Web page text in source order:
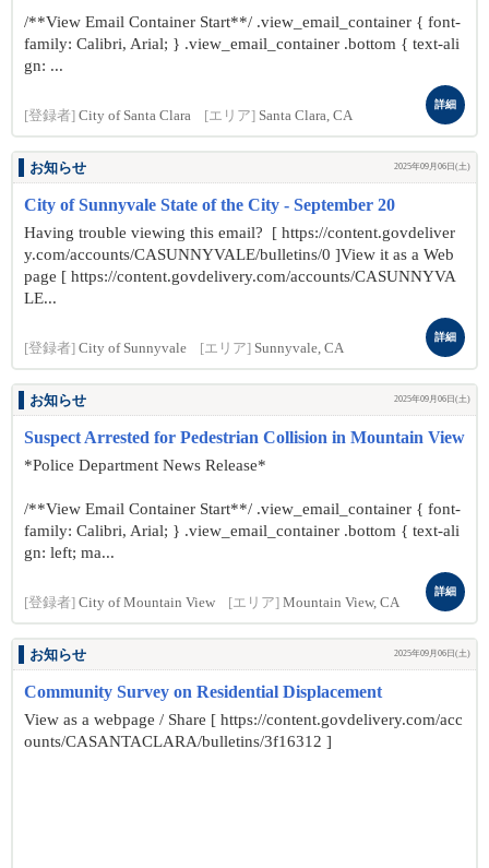
/**View Email Container Start**/ .view_email_container { font-
family: Calibri, Arial; } .view_email_container .bottom { text-ali
gn: ...
[登録者] City of Santa Clara [エリア] Santa Clara, CA
詳細
お知らせ 2025年09月06日(土)
City of Sunnyvale State of the City - September 20
Having trouble viewing this email? [ https://content.govdeliver
y.com/accounts/CASUNNYVALE/bulletins/0 ]View it as a Web
page [ https://content.govdelivery.com/accounts/CASUNNYVA
LE...
[登録者] City of Sunnyvale [エリア] Sunnyvale, CA
詳細
お知らせ 2025年09月06日(土)
Suspect Arrested for Pedestrian Collision in Mountain View
*Police Department News Release*
/**View Email Container Start**/ .view_email_container { font-
family: Calibri, Arial; } .view_email_container .bottom { text-ali
gn: left; ma...
[登録者] City of Mountain View [エリア] Mountain View, CA
詳細
お知らせ 2025年09月06日(土)
Community Survey on Residential Displacement
View as a webpage / Share [ https://content.govdelivery.com/acc
ounts/CASANTACLARA/bulletins/3f16312 ]